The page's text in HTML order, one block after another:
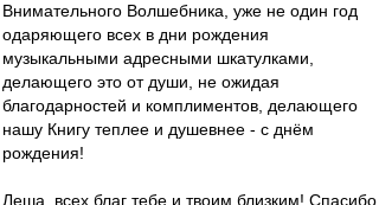
Внимательного Волшебника, уже не один год
одаряющего всех в дни рождения
музыкальными адресными шкатулками,
делающего это от души, не ожидая
благодарностей и комплиментов, делающего
нашу Книгу теплее и душевнее - с днём
рождения!
Леша, всех благ тебе и твоим близким! Спасибо